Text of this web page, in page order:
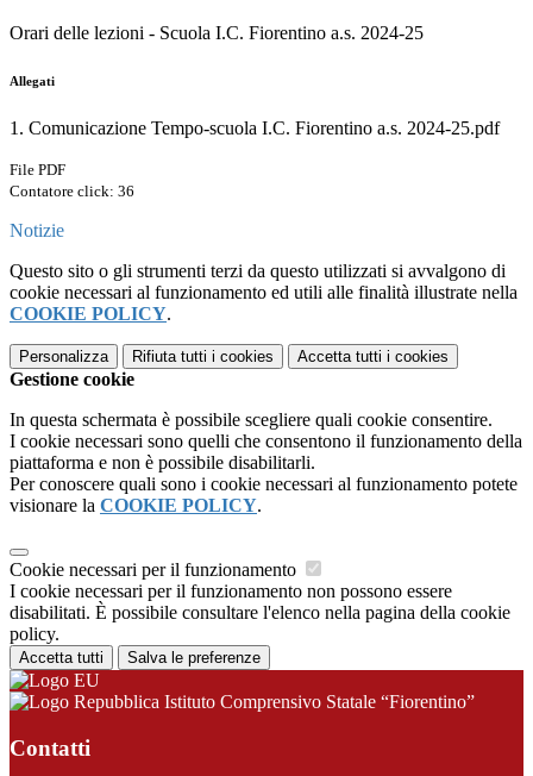
Orari delle lezioni - Scuola I.C. Fiorentino a.s. 2024-25
Allegati
1. Comunicazione Tempo-scuola I.C. Fiorentino a.s. 2024-25.pdf
File PDF
Contatore click: 36
Notizie
Questo sito o gli strumenti terzi da questo utilizzati si avvalgono di
cookie necessari al funzionamento ed utili alle finalità illustrate nella
COOKIE POLICY.
Personalizza Rifiuta tutti i cookies Accetta tutti i cookies
Gestione cookie
In questa schermata è possibile scegliere quali cookie consentire.
I cookie necessari sono quelli che consentono il funzionamento della
piattaforma e non è possibile disabilitarli.
Per conoscere quali sono i cookie necessari al funzionamento potete
visionare la COOKIE POLICY.
Cookie necessari per il funzionamento
I cookie necessari per il funzionamento non possono essere
disabilitati. È possibile consultare l'elenco nella pagina della cookie
policy.
Accetta tutti Salva le preferenze
Istituto Comprensivo Statale “Fiorentino”
Contatti